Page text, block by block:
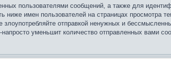
пользователями сообщений, а также для
имен пользователей на страницах просмотра
отправкой ненужных и
уменьшит количество отправленных вами